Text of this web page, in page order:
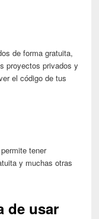
de forma gratuita,
proyectos privados y
el código de tus
tener
y muchas otras
de usar